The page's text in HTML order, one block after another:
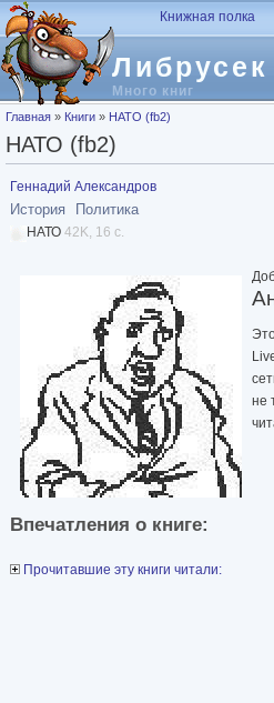
Перейти к основному содержанию
Либрусек
Много книг
Книжная полка
Вы здесь
Главная » Книги » НАТО (fb2)
НАТО (fb2)
Геннадий Александров
История Политика
НАТО 42K, 16 с.
не
Впечатления о книге:
Прочитавшие эту книги читали: